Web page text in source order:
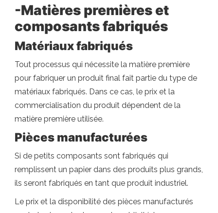
-Matières premières et
composants fabriqués
Matériaux fabriqués
Tout processus qui nécessite la matière première
pour fabriquer un produit final fait partie du type de
matériaux fabriqués. Dans ce cas, le prix et la
commercialisation du produit dépendent de la
matière première utilisée.
Pièces manufacturées
Si de petits composants sont fabriqués qui
remplissent un papier dans des produits plus grands,
ils seront fabriqués en tant que produit industriel.
Le prix et la disponibilité des pièces manufacturés